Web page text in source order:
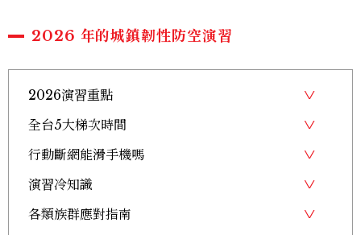
2026 年的城鎮韌性防空演習
2026演習重點
全台5大梯次時間
行動斷網能滑手機嗎
演習冷知識
各類族群應對指南